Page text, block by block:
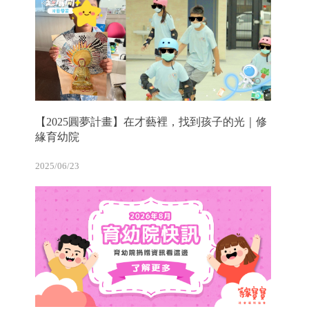
【2025圓夢計畫】在才藝裡，找到孩子的光｜修
緣育幼院
2025/06/23